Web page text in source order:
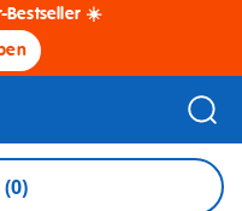
Bestseller ☀️